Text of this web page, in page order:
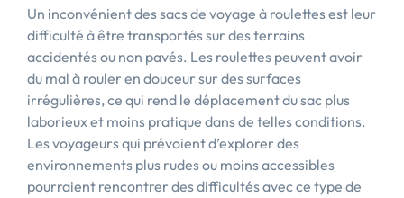
Un inconvénient des sacs de voyage à roulettes est leur
difficulté à être transportés sur des terrains
accidentés ou non pavés. Les roulettes peuvent avoir
du mal à rouler en douceur sur des surfaces
irrégulières, ce qui rend le déplacement du sac plus
laborieux et moins pratique dans de telles conditions.
Les voyageurs qui prévoient d’explorer des
environnements plus rudes ou moins accessibles
pourraient rencontrer des difficultés avec ce type de